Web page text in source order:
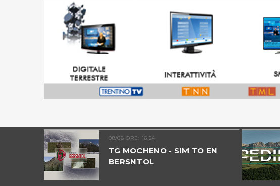
08/08 ORE: 16.24
TG MOCHENO - SIM TO EN
BERSNTOL